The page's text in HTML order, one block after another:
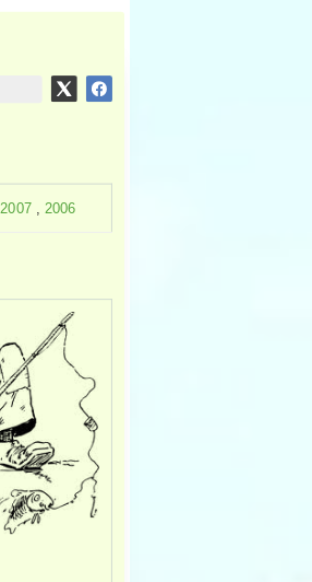
2007, 2006